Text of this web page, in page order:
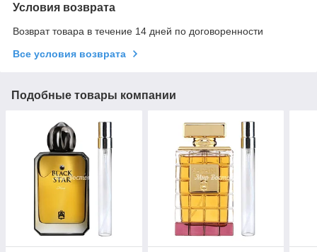
Условия возврата
Возврат товара в течение 14 дней по договоренности
Все условия возврата
Подобные товары компании